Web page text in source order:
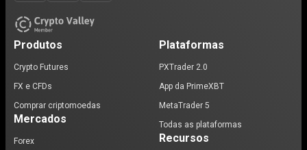
Produtos
Crypto Futures
FX e CFDs
Comprar criptomoedas
Mercados
Forex
Plataformas
PXTrader 2.0
App da PrimeXBT
MetaTrader 5
Todas as plataformas
Recursos